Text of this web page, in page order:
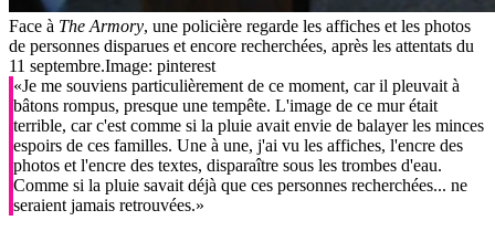
Face à The Armory, une policière regarde les affiches et les photos
de personnes disparues et encore recherchées, après les attentats du
11 septembre.Image: pinterest
«Je me souviens particulièrement de ce moment, car il pleuvait à
bâtons rompus, presque une tempête. L'image de ce mur était
terrible, car c'est comme si la pluie avait envie de balayer les minces
espoirs de ces familles. Une à une, j'ai vu les affiches, l'encre des
photos et l'encre des textes, disparaître sous les trombes d'eau.
Comme si la pluie savait déjà que ces personnes recherchées... ne
seraient jamais retrouvées.»